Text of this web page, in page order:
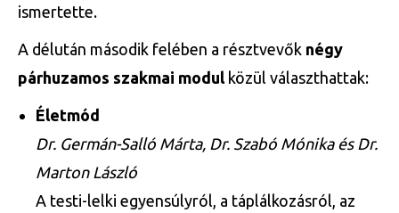
ismertette.
A délután második felében a résztvevők négy
párhuzamos szakmai modul közül választhattak:
Életmód
Dr. Germán-Salló Márta, Dr. Szabó Mónika és Dr.
Marton László
A testi-lelki egyensúlyról, a táplálkozásról, az